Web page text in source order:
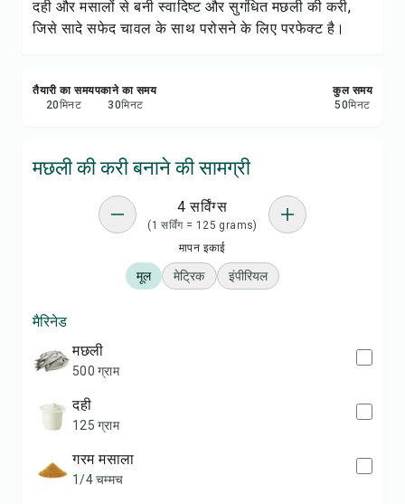
शेयर करें
दही और मसालों से बनी स्वादिष्ट और सुगंधित मछली की करी,
जिसे सादे सफेद चावल के साथ परोसने के लिए परफेक्ट है।
तैयारी का समय
20मिनट
पकाने का समय
30मिनट
कुल समय
50मिनट
मछली की करी बनाने की सामग्री
4 सर्विंग्स
(1 सर्विंग = 125 grams)
मापन इकाई
मूल मेट्रिक इंपीरियल
मैरिनेड
मछली
500 ग्राम
दही
125 ग्राम
गरम मसाला
1/4 चम्मच